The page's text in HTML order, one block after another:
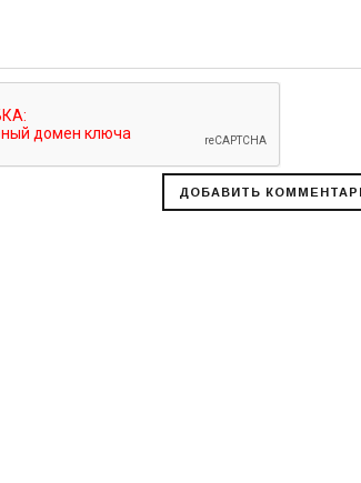
ЖЕНСКАЯ ДВОЙНАЯ ШАПКА
"АРИАДНА" (ARIADNA)
ГРАФИТ И СВЕТЛО-СЕРАЯ
В КОРЗИНУ